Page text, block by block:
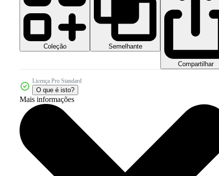
Coleção Semelhante
Compartilhar
Licença Pro Standard
O que é isto?
Mais informações